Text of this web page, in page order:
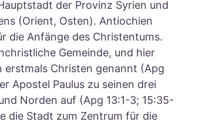
der Provinz Syrien und
(Orient, Osten). Antiochien
die Anfänge des Christentums.
Gemeinde, und hier
erstmals Christen genannt (Apg
Apostel Paulus zu seinen drei
Norden auf (Apg 13:1-3; 15:35-
die Stadt zum Zentrum für die